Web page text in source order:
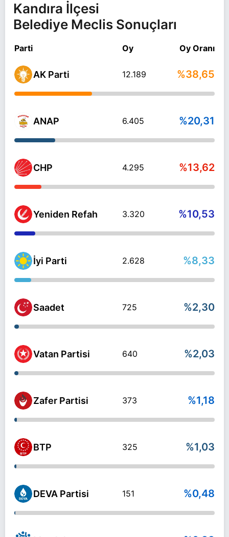
Kandıra İlçesi
Belediye Meclis Sonuçları
Parti Oy Oy Oranı
AK Parti 12.189 %38,65
ANAP 6.405 %20,31
CHP 4.295 %13,62
Yeniden Refah 3.320 %10,53
İyi Parti 2.628 %8,33
Saadet 725 %2,30
Vatan Partisi 640 %2,03
Zafer Partisi 373 %1,18
BTP 325 %1,03
DEVA Partisi 151 %0,48